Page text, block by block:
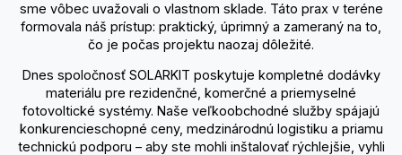
sme vôbec uvažovali o vlastnom sklade. Táto prax v teréne
formovala náš prístup: praktický, úprimný a zameraný na to,
čo je počas projektu naozaj dôležité.
Dnes spoločnosť SOLARKIT poskytuje kompletné dodávky
materiálu pre rezidenčné, komerčné a priemyselné
fotovoltické systémy. Naše veľkoobchodné služby spájajú
konkurencieschopné ceny, medzinárodnú logistiku a priamu
technickú podporu – aby ste mohli inštalovať rýchlejšie, vyhli